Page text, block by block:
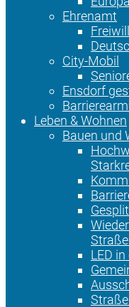
Ehrenamt
City-Mobil
Ensdorf
Leben & Wohnen
Bauen und
LED